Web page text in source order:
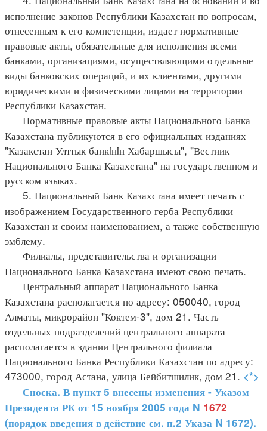
исполнение законов Республики Казахстан по вопросам,
отнесенным к его компетенции, издает нормативные
правовые акты, обязательные для исполнения всеми
банками, организациями, осуществляющими отдельные
виды банковских операций, и их клиентами, другими
юридическими и физическими лицами на территории
Республики Казахстан.
Нормативные правовые акты Национального Банка
Казахстана публикуются в его официальных изданиях
"Казакстан Улттык банкiнiн Хабаршысы", "Вестник
Национального Банка Казахстана" на государственном и
русском языках.
5. Национальный Банк Казахстана имеет печать с
изображением Государственного герба Республики
Казахстан и своим наименованием, а также собственную
эмблему.
Филиалы, представительства и организации
Национального Банка Казахстана имеют свою печать.
Центральный аппарат Национального Банка
Казахстана располагается по адресу: 050040, город
Алматы, микрорайон "Коктем-3", дом 21. Часть
отдельных подразделений центрального аппарата
располагается в здании Центрального филиала
Национального Банка Республики Казахстан по адресу:
473000, город Астана, улица Бейбитшилик, дом 21. <*>
Сноска. В пункт 5 внесены изменения - Указом
Президента РК от 15 ноября 2005 года N 1672
(порядок введения в действие см. п.2 Указа N 1672).